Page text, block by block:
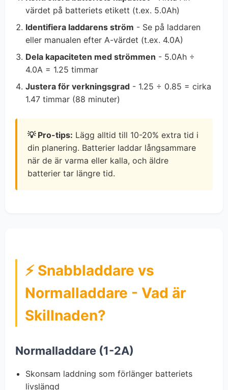
värdet på batteriets etikett (t.ex. 5.0Ah)
Identifiera laddarens ström - Se på laddaren
eller manualen efter A-värdet (t.ex. 4.0A)
Dela kapaciteten med strömmen - 5.0Ah ÷
4.0A = 1.25 timmar
Justera för verkningsgrad - 1.25 ÷ 0.85 = cirka
1.47 timmar (88 minuter)
💡 Pro-tips: Lägg alltid till 10-20% extra tid i
din planering. Batterier laddar långsammare
när de är varma eller kalla, och äldre
batterier tar längre tid.
⚡ Snabbladdare vs
Normalladdare - Vad är
Skillnaden?
Normalladdare (1-2A)
Skonsam laddning som förlänger batteriets
livslängd